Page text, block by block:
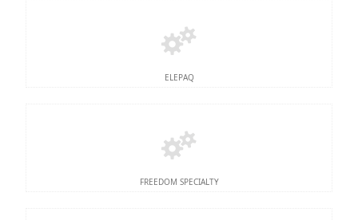
ELEPAQ
FREEDOM SPECIALTY